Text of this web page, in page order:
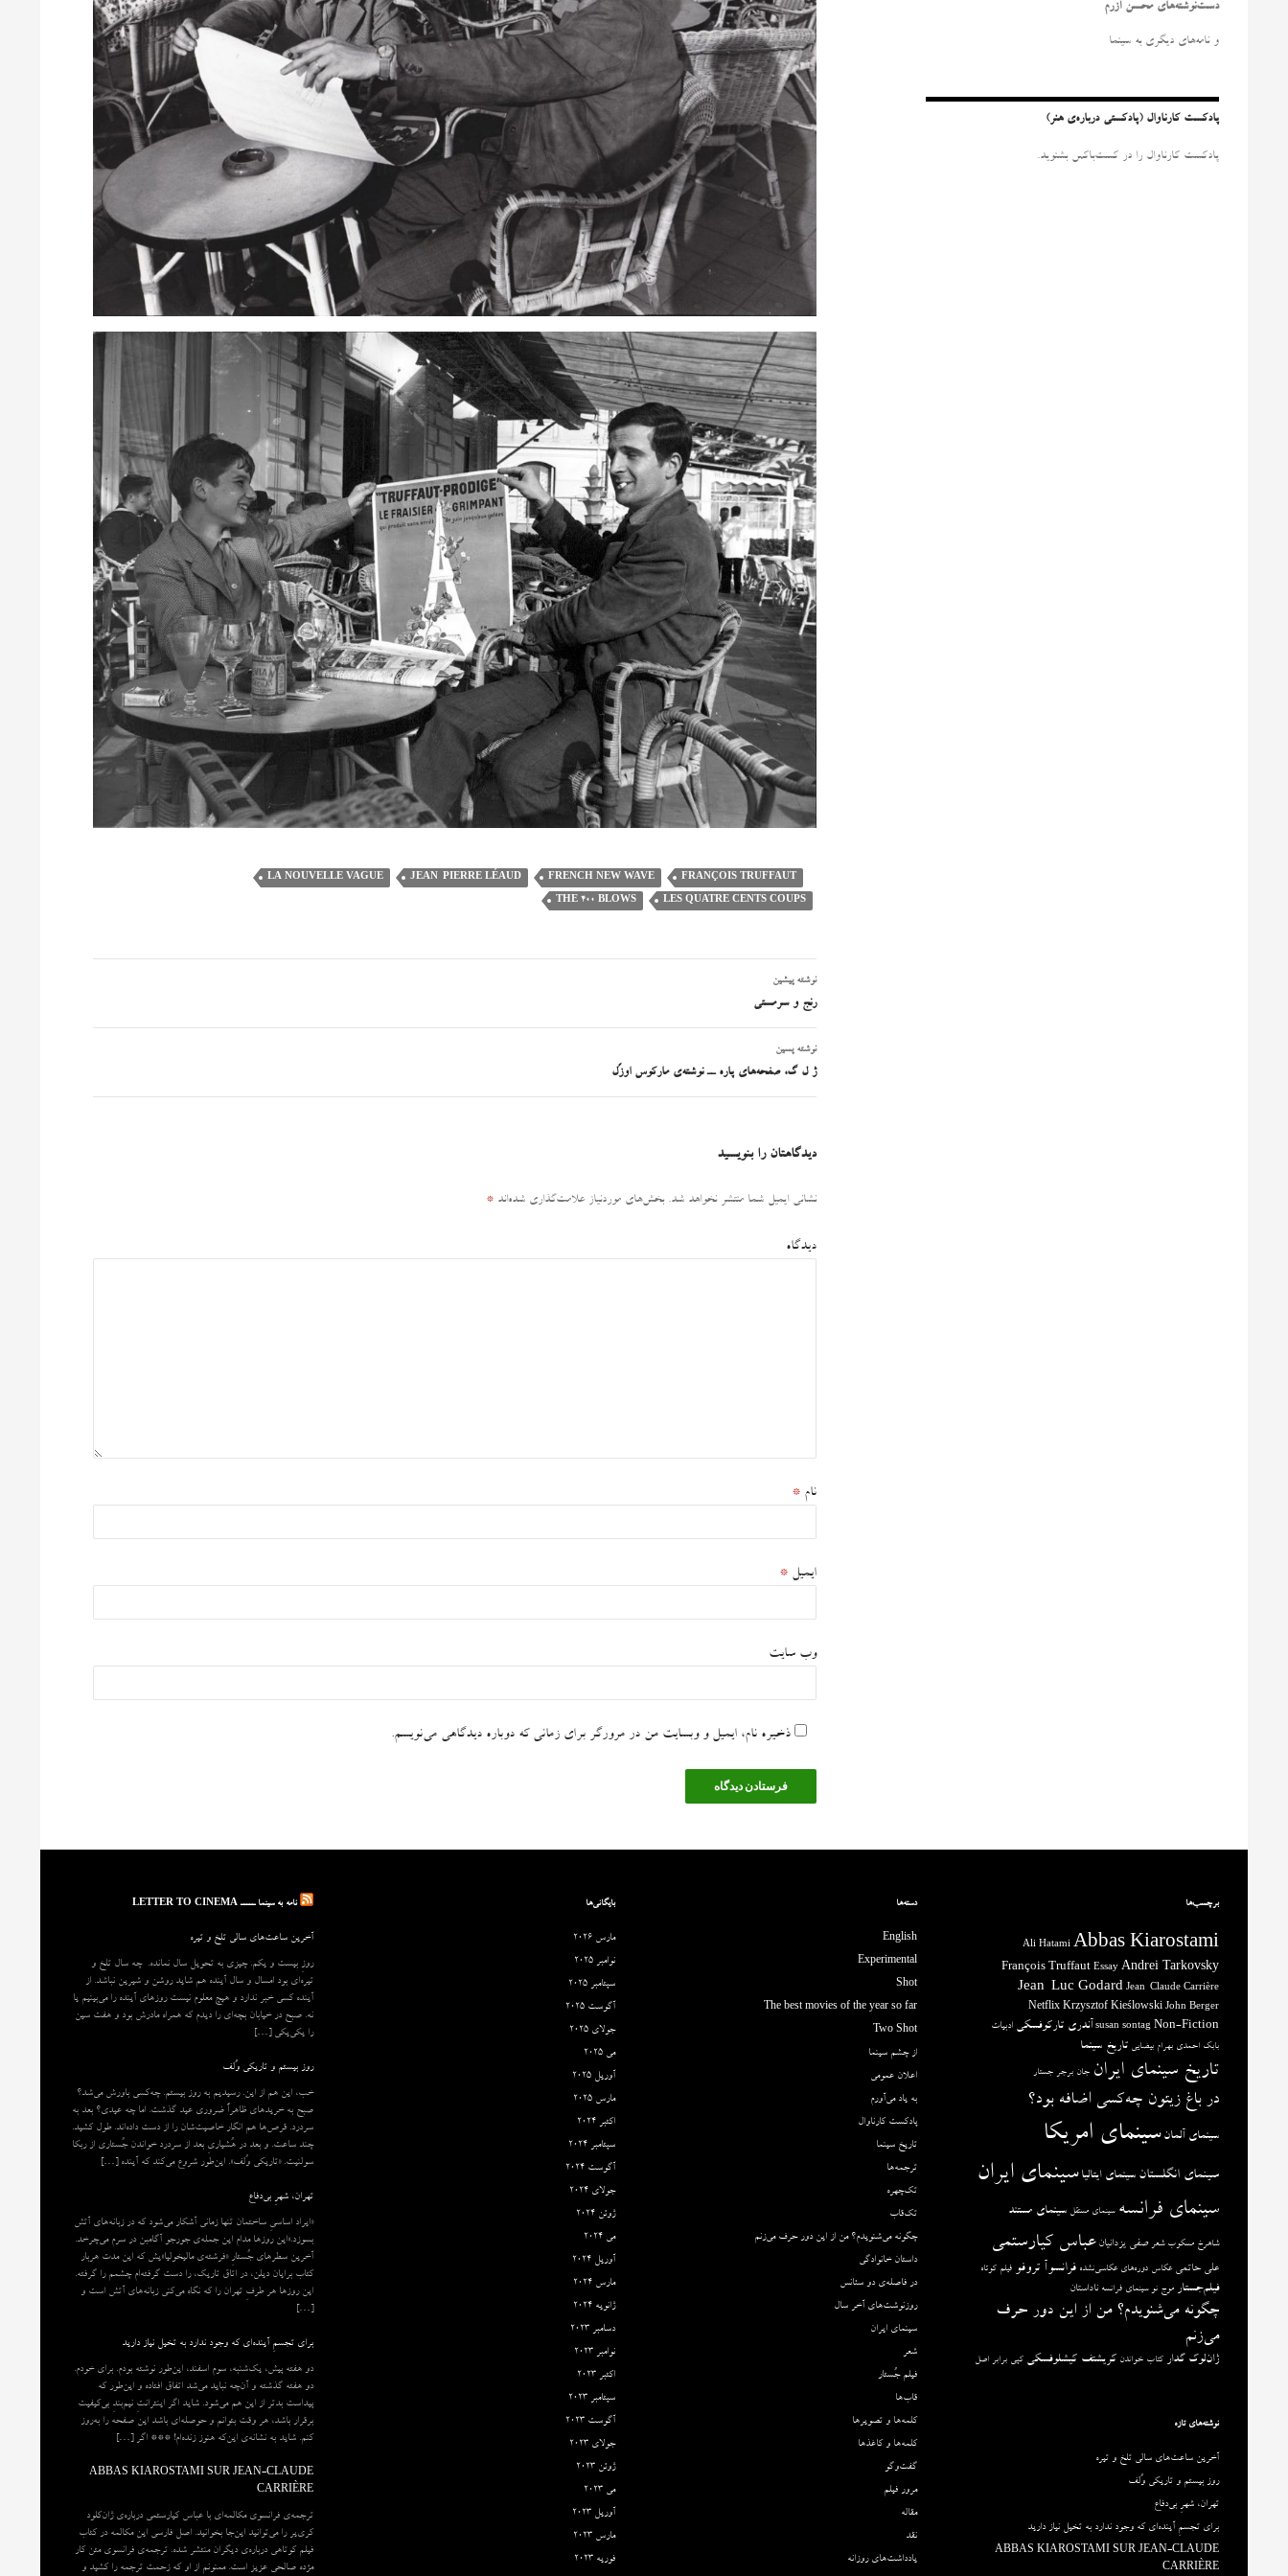
FRANÇOIS TRUFFAUT
FRENCH NEW WAVE
‎JEAN-PIERRE LÉAUD
LA NOUVELLE VAGUE
LES QUATRE CENTS COUPS
THE 400 BLOWS
ناوبری
نوشته
نوشته پیشین
رنج و سرمستی
نوشته پسین
ژ ل گ، صفحه‌های پاره ــ نوشته‌ی مارکوس اوزَل
دیدگاهتان را بنویسید
نشانی ایمیل شما منتشر نخواهد شد. بخش‌های موردنیاز علامت‌گذاری شده‌اند *
دیدگاه
نام *
ایمیل *
وب‌ سایت
ذخیره نام، ایمیل و وبسایت من در مرورگر برای زمانی که دوباره دیدگاهی می‌نویسم.
و
ر
دست‌نوشته‌های محسن آزرم
و نامه‌‌های دیگری به سینما
پادکست کارناوال (پادکستی درباره‌ی هنر)
پادکست کارناوال را در کست‌باکس بشنوید.
برچسب‌ها
Abbas Kiarostami
Ali Hatami
Andrei Tarkovsky
Essay
François Truffaut
Jean-Claude Carrière
Jean-Luc Godard
John Berger
Krzysztof Kieślowski
Netflix
Non-Fiction
susan sontag آندری تارکوفسکی ادبیات
بابک احمدی بهرام بیضایی تاریخ سینما
تاریخ سینمای ایران جان برجر جستار
در باغ زیتون چه‌کسی اضافه بود؟
سینمای آلمان سینمای امریکا
سینمای انگلستان سینمای ایتالیا سینمای ایران
سینمای فرانسه سینمای مستقل سینمای مستند
شاهرخ مسکوب شعر صفی یزدانیان عباس کیارستمی
علی حاتمی عکاس دوره‌های عکاسی‌نشده فرانسوآ تروفو فیلم کوتاه
فیلم‌جستار موج نو سینمای فرانسه ناداستان
چگونه می‌شنویدم؟ من از این دور حرف
می‌زنم
ژان‌لوک گدار کتاب خواندن کریشتف کیشلوفسکی کپی برابر اصل
دسته‌ها
English
Experimental
Shot
The best movies of the year so far
Two Shot
از چشم سینما
اعلان عمومی
به یاد می‌آورم
پادکست کارناوال
تاریخ سینما
ترجمه‌ها
تک‌چهره
تک‌قاب
چگونه می‌شنویدم؟ من از این دور حرف می‌زنم
داستان خانوادگی
در فاصله‌ی دو سئانس
روزنوشت‌های آخر سال
سینمای ایران
شعر
فیلم جُستار
قاب‌ها
کلمه‌ها و تصویرها
کلمه‌ها و کاغذها
گفت‌وگو
مرور فیلم
مقاله‌
نقد
یادداشت‌های روزانه
بایگانی‌ها
مارس 2026
نوامبر 2025
سپتامبر 2025
آگوست 2025
جولای 2025
می 2025
آوریل 2025
مارس 2025
اکتبر 2024
سپتامبر 2024
آگوست 2024
جولای 2024
ژوئن 2024
می 2024
آوریل 2024
مارس 2024
ژانویه 2024
دسامبر 2023
نوامبر 2023
اکتبر 2023
سپتامبر 2023
آگوست 2023
جولای 2023
ژوئن 2023
می 2023
آوریل 2023
مارس 2023
فوریه 2023
نامه به سینما ـــــ LETTER TO CINEMA
آخرین ساعت‌های سالی تلخ و تیره
روزِ بیست و یکم. چیزی به تحویل سال نمانده. چه سال تلخ و
تیره‌ای بود امسال و سال آینده هم شاید روشن و شیرین نباشد. از
آینده کسی خبر ندارد و هیچ معلوم نیست روزهای آینده را می‌بینیم یا
نه. صبح در خیابان بچه‌ای را دیدم که همراه مادرش بود و هفت سین
را یکی‌یکی […]
روز بیستم و تاریکی وُلف
خب، این هم از این. رسیدیم به روز بیستم. چه‌کسی باورش می‌شد؟
صبح به خریدهای ظاهراً ضروری عید گذشت. اما چه عیدی؟ بعد به
سردرد. قرص‌ها هم انگار خاصیت‌شان را از دست داده‌اند. طول کشید.
چند ساعت. و بعد در هُشیاریِ بعد از سردرد خواندن جُستاری از ربکا
سولنیت. «تاریکی وُلف». این‌طور شروع می‌‌کند که آینده […]
تهران، شهرِ بی‌دفاع
«ایراد اساسیِ ساختمان تنها زمانی آشکار می‌شود که در زبانه‌‌های آتش
بسوزد.»این روزها مدام این جمله‌ی جورجو آگامبن در سرم می‌چرخد.
آخرین سطرهای جُستارِ «فرشته‌ی مالیخولیا»یش که این مدت هربار
کتاب برایان دیلن، در اتاق تاریک، را دست گرفته‌ام چشمم را گرفته.
این روزها هر طرفِ تهران را که نگاه می‌کنی زبانه‌های آتش است و
[…]
برای تجسمِ آینده‌ای که وجود ندارد به تخیل نیاز دارید
دو هفته پیش، یک‌شنبه، سوم اسفند، این‌طور نوشته بودم. برای خودم.
دو هفته گذشته و آن‌چه نباید می‌شد اتفاق افتاده و این‌طور که
پیداست بدتر از این هم می‌شود. شاید اگر اینترانتِ نیم‌بندِ بی‌کیفیت
برقرار باشد، هر وقت بتوانم و حوصله‌ای باشد این صفحه را به‌روز
کنم. شاید به نشانه‌ی این‌که هنوز زنده‌ام! *** اگر […]
ABBAS KIAROSTAMI SUR JEAN-CLAUDE
CARRIÈRE
ترجمه‌ی فرانسوی مکالمه‌ای با عباس کیارستمی درباره‌ی ژان‌کلود
کری‌یر را می‌توانید این‌جا بخوانید. اصل فارسی این مکالمه در کتاب
فیلم کوتاهی درباره‌ی دیگران منتشر شده. ترجمه‌ی فرانسوی متن کار
مژده صالحی عزیز است. ممنونم از او که زحمت ترجمه را کشید و
نوشته‌های تازه
آخرین ساعت‌های سالی تلخ و تیره
روز بیستم و تاریکی وُلف
تهران، شهرِ بی‌دفاع
برای تجسمِ آینده‌ای که وجود ندارد به تخیل نیاز دارید
ABBAS KIAROSTAMI SUR JEAN-CLAUDE
CARRIÈRE